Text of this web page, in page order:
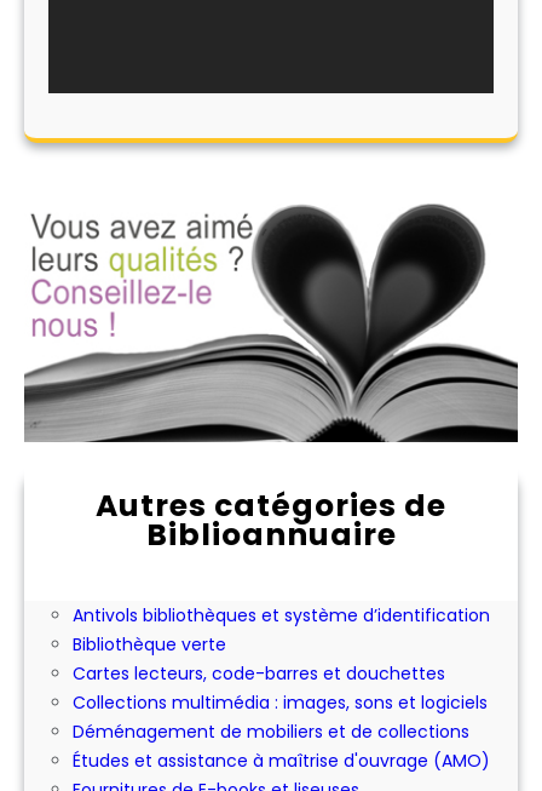
Autres catégories de
Biblioannuaire
Abonnement aux périodiques
Antivols bibliothèques et système d’identification
Bibliothèque verte
Cartes lecteurs, code-barres et douchettes
Collections multimédia : images, sons et logiciels
Déménagement de mobiliers et de collections
Études et assistance à maîtrise d'ouvrage (AMO)